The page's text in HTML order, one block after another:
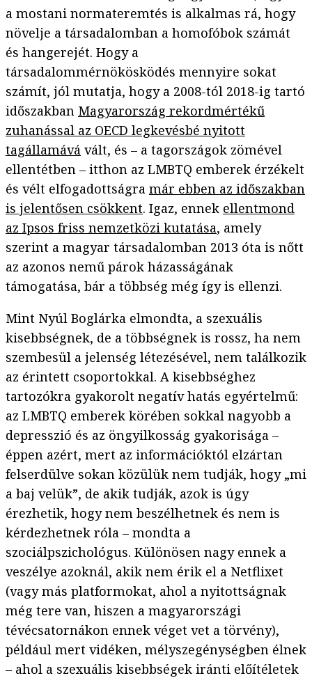
a mostani normateremtés is alkalmas rá, hogy
növelje a társadalomban a homofóbok számát
és hangerejét. Hogy a
társadalommérnökösködés mennyire sokat
számít, jól mutatja, hogy a 2008-tól 2018-ig tartó
időszakban Magyarország rekordmértékű
zuhanással az OECD legkevésbé nyitott
tagállamává vált, és – a tagországok zömével
ellentétben – itthon az LMBTQ emberek érzékelt
és vélt elfogadottságra már ebben az időszakban
is jelentősen csökkent. Igaz, ennek ellentmond
az Ipsos friss nemzetközi kutatása, amely
szerint a magyar társadalomban 2013 óta is nőtt
az azonos nemű párok házasságának
támogatása, bár a többség még így is ellenzi.
Mint Nyúl Boglárka elmondta, a szexuális
kisebbségnek, de a többségnek is rossz, ha nem
szembesül a jelenség létezésével, nem találkozik
az érintett csoportokkal. A kisebbséghez
tartozókra gyakorolt negatív hatás egyértelmű:
az LMBTQ emberek körében sokkal nagyobb a
depresszió és az öngyilkosság gyakorisága –
éppen azért, mert az információktól elzártan
felserdülve sokan közülük nem tudják, hogy „mi
a baj velük”, de akik tudják, azok is úgy
érezhetik, hogy nem beszélhetnek és nem is
kérdezhetnek róla – mondta a
szociálpszichológus. Különösen nagy ennek a
veszélye azoknál, akik nem érik el a Netflixet
(vagy más platformokat, ahol a nyitottságnak
még tere van, hiszen a magyarországi
tévécsatornákon ennek véget vet a törvény),
például mert vidéken, mélyszegénységben élnek
– ahol a szexuális kisebbségek iránti előítéletek